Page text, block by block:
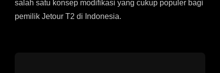
salah satu konsep modifikasi yang cukup populer bagi
pemilik Jetour T2 di Indonesia.